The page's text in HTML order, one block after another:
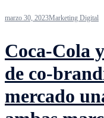
marzo 30, 2023Marketing Digital
Coca-Cola
de co-
mercado